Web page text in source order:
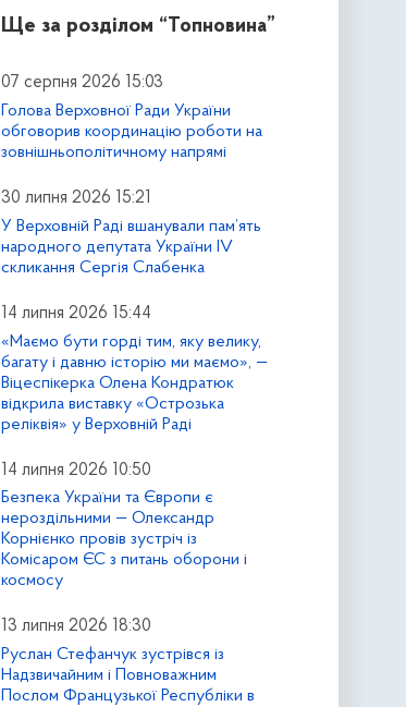
Ще за розділом “Топновина”
07 серпня 2026 15:03
Голова Верховної Ради України
обговорив координацію роботи на
зовнішньополітичному напрямі
30 липня 2026 15:21
У Верховній Раді вшанували пам’ять
народного депутата України IV
скликання Сергія Слабенка
14 липня 2026 15:44
«Маємо бути горді тим, яку велику,
багату і давню історію ми маємо», —
Віцеспікерка Олена Кондратюк
відкрила виставку «Острозька
реліквія» у Верховній Раді
14 липня 2026 10:50
Безпека України та Європи є
нероздільними — Олександр
Корнієнко провів зустріч із
Комісаром ЄС з питань оборони і
космосу
13 липня 2026 18:30
Руслан Стефанчук зустрівся із
Надзвичайним і Повноважним
Послом Французької Республіки в